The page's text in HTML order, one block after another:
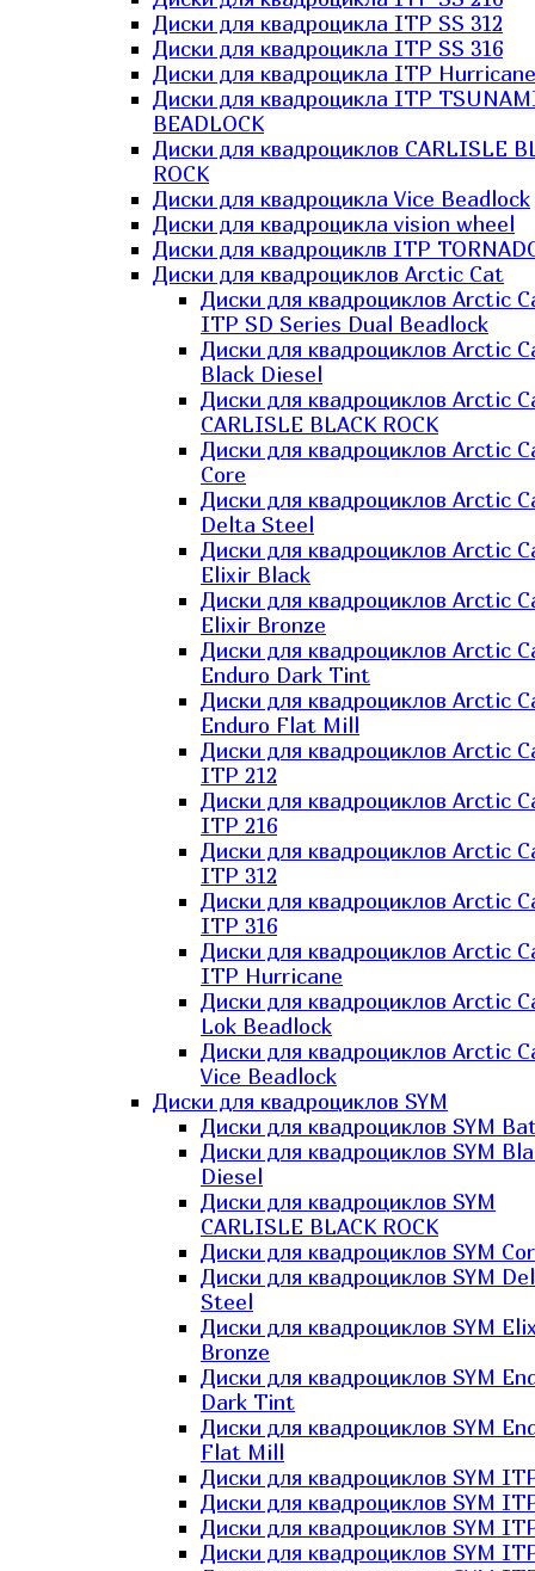
Диски для квадроцикла ITP SS 312
Диски для квадроцикла ITP SS 316
Диски для квадроцикла ITP Hurricane
Диски для квадроцикла ITP
BEADLOCK
Диски для квадроциклов CARLISLE
ROCK
Диски для квадроцикла Vice Beadlock
Диски для квадроцикла vision wheel
Диски для квадроциклв ITP
Диски для квадроциклов Arctic Cat
Диски для квадроциклов Arctic
ITP SD Series Dual Beadlock
Диски для квадроциклов Arctic
Black Diesel
Диски для квадроциклов Arctic
CARLISLE BLACK ROCK
Диски для квадроциклов Arctic
Core
Диски для квадроциклов Arctic
Delta Steel
Диски для квадроциклов Arctic
Elixir Black
Диски для квадроциклов Arctic
Elixir Bronze
Диски для квадроциклов Arctic
Enduro Dark Tint
Диски для квадроциклов Arctic
Enduro Flat Mill
Диски для квадроциклов Arctic
ITP 212
Диски для квадроциклов Arctic
ITP 216
Диски для квадроциклов Arctic
ITP 312
Диски для квадроциклов Arctic
ITP 316
Диски для квадроциклов Arctic
ITP Hurricane
Диски для квадроциклов Arctic
Lok Beadlock
Диски для квадроциклов Arctic
Vice Beadlock
Диски для квадроциклов SYM
Диски для квадроциклов SYM
Диски для квадроциклов SYM
Diesel
Диски для квадроциклов SYM
CARLISLE BLACK ROCK
Диски для квадроциклов SYM
Диски для квадроциклов SYM
Steel
Диски для квадроциклов SYM
Bronze
Диски для квадроциклов SYM
Dark Tint
Диски для квадроциклов SYM
Flat Mill
Диски для квадроциклов SYM
Диски для квадроциклов SYM
Диски для квадроциклов SYM
Диски для квадроциклов SYM